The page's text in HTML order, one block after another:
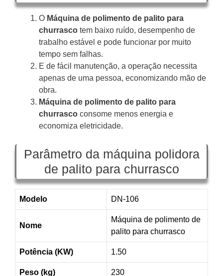
O Máquina de polimento de palito para
churrasco tem baixo ruído, desempenho de
trabalho estável e pode funcionar por muito
tempo sem falhas.
E de fácil manutenção, a operação necessita
apenas de uma pessoa, economizando mão de
obra.
Máquina de polimento de palito para
churrasco consome menos energia e
economiza eletricidade.
Parâmetro da máquina polidora
de palito para churrasco
Modelo DN-106
Nome
Máquina de polimento de
palito para churrasco
Potência (KW) 1.50
Peso (kg) 230